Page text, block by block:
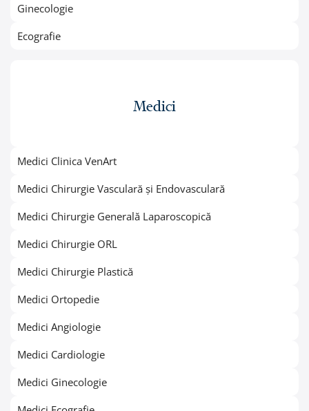
Ginecologie
Ecografie
Medici
Medici Clinica VenArt
Medici Chirurgie Vasculară și Endovasculară
Medici Chirurgie Generală Laparoscopică
Medici Chirurgie ORL
Medici Chirurgie Plastică
Medici Ortopedie
Medici Angiologie
Medici Cardiologie
Medici Ginecologie